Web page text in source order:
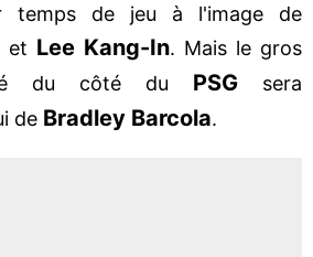
temps de jeu à l'image de
et Lee Kang-In. Mais le gros
du côté du PSG
sera
de Bradley Barcola.